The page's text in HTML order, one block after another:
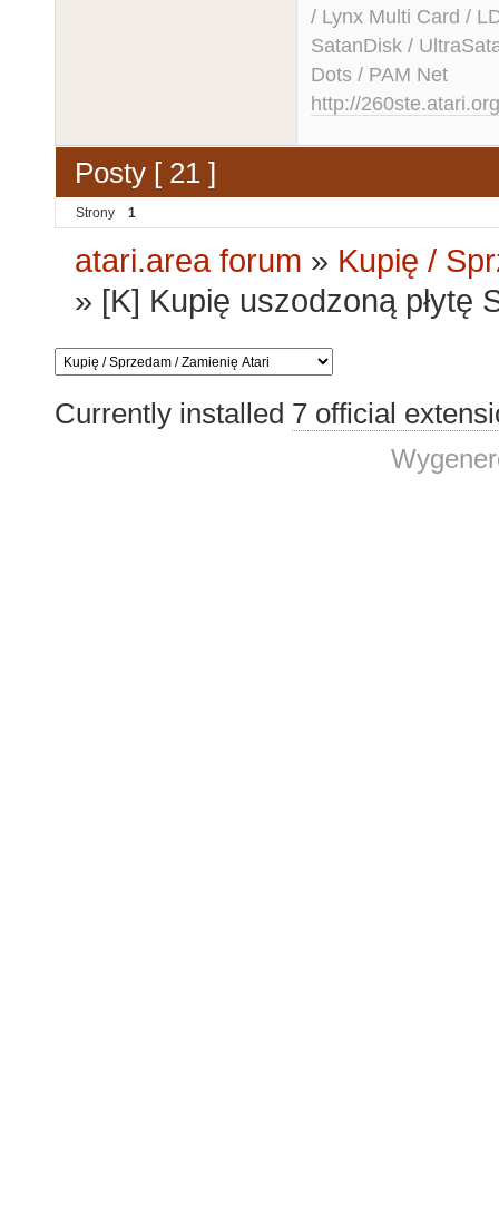
/ Lynx Multi Card /
SatanDisk /
Dots / PAM Net
http://260ste.atari.org
Posty [ 21 ]
Strony 1
atari.area forum » Kupię /
» [K] Kupię uszodzoną płytę
Currently installed 7 official